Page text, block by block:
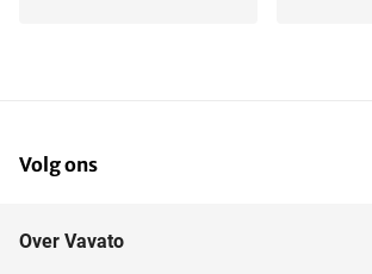
Spantangen
Volg ons
Over Vavato